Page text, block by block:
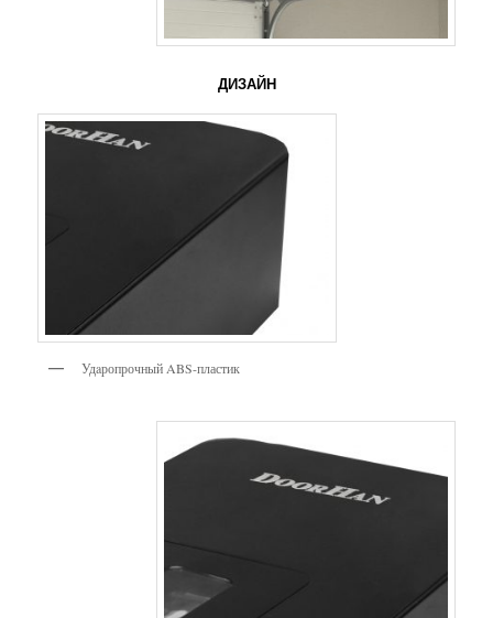
ДИЗАЙН
Удaропрочный ABS-пластик